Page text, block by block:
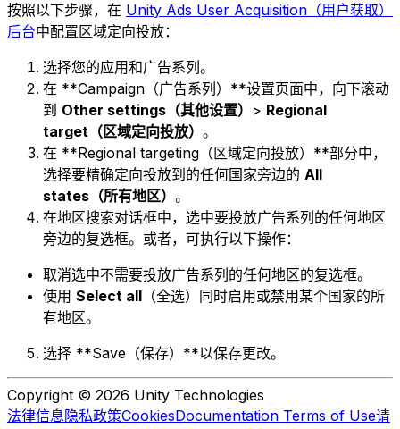
按照以下步骤，在 Unity Ads User Acquisition（用户获取）
后台中配置区域定向投放：
选择您的应用和广告系列。
在 **Campaign（广告系列）**设置页面中，向下滚动
到 Other settings（其他设置） > Regional
target（区域定向投放） 。
在 **Regional targeting（区域定向投放）**部分中，
选择要精确定向投放到的任何国家旁边的 All
states（所有地区） 。
在地区搜索对话框中，选中要投放广告系列的任何地区
旁边的复选框。或者，可执行以下操作：
取消选中不需要投放广告系列的任何地区的复选框。
使用 Select all （全选）同时启用或禁用某个国家的所
有地区。
选择 **Save（保存）**以保存更改。
Copyright © 2026 Unity Technologies
法律信息隐私政策CookiesDocumentation Terms of Use请